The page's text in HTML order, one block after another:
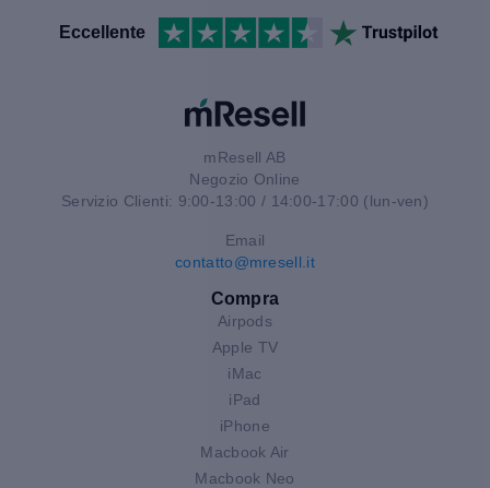
Eccellente
mResell AB
Negozio Online
Servizio Clienti: 9:00-13:00 / 14:00-17:00 (lun-ven)
Email
contatto@mresell.it
Compra
Airpods
Apple TV
iMac
iPad
iPhone
Macbook Air
Macbook Neo